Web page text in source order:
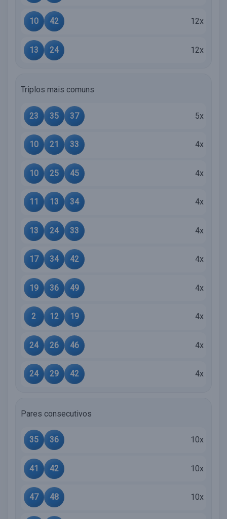
10 42 12x
13 24 12x
Triplos mais comuns
23 35 37 5x
10 21 33 4x
10 25 45 4x
11 13 34 4x
13 24 33 4x
17 34 42 4x
19 36 49 4x
2 12 19 4x
24 26 46 4x
24 29 42 4x
Pares consecutivos
35 36 10x
41 42 10x
47 48 10x